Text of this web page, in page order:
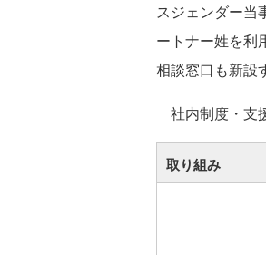
スジェンダー当
ートナー姓を利
相談窓口も新設
社内制度・支
取り組み